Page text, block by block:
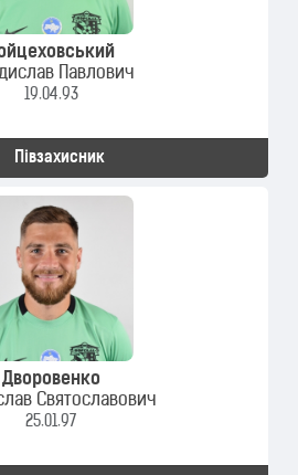
Павлович
19.04.93
Півзахисник
Дворовенко
Святославович
25.01.97